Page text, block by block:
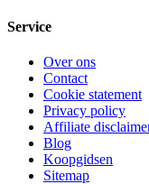
Service
Over ons
Contact
Cookie statement
Privacy policy
Affiliate
Blog
Koopgidsen
Sitemap